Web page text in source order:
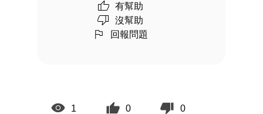
有幫助
沒幫助
回報問題
1 0 0